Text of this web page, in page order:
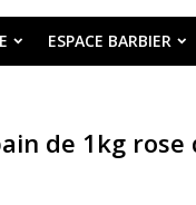
ESPACE BARBIER
de 1kg rose